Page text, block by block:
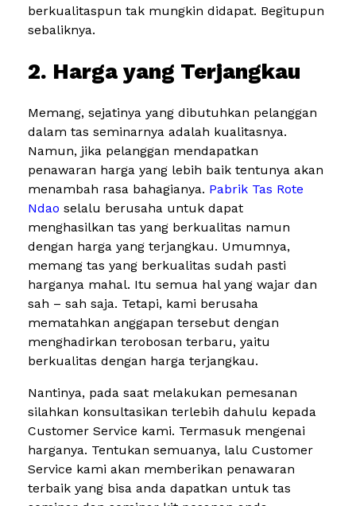
berkualitaspun tak mungkin didapat. Begitupun
sebaliknya.
2. Harga yang Terjangkau
Memang, sejatinya yang dibutuhkan pelanggan
dalam tas seminarnya adalah kualitasnya.
Namun, jika pelanggan mendapatkan
penawaran harga yang lebih baik tentunya akan
menambah rasa bahagianya. Pabrik Tas Rote
Ndao selalu berusaha untuk dapat
menghasilkan tas yang berkualitas namun
dengan harga yang terjangkau. Umumnya,
memang tas yang berkualitas sudah pasti
harganya mahal. Itu semua hal yang wajar dan
sah – sah saja. Tetapi, kami berusaha
mematahkan anggapan tersebut dengan
menghadirkan terobosan terbaru, yaitu
berkualitas dengan harga terjangkau.
Nantinya, pada saat melakukan pemesanan
silahkan konsultasikan terlebih dahulu kepada
Customer Service kami. Termasuk mengenai
harganya. Tentukan semuanya, lalu Customer
Service kami akan memberikan penawaran
terbaik yang bisa anda dapatkan untuk tas